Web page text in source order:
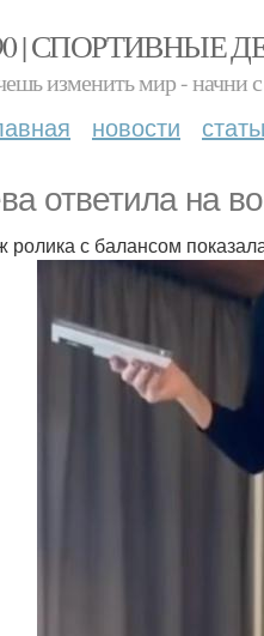
| СПОРТИВНЫЕ
изменить мир - начни
новости
ответила на
ролика с балансом